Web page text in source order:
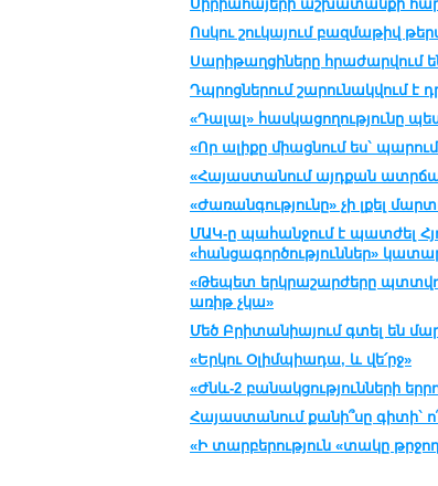
Սիրիահայերի աշխատանքի
Ոսկու շուկայում բազմաթիվ
Սարիթաղցիները հրաժարվում
Դպրոցներում շարունակվում
«Դալալ» հասկացողությունը
«Որ ալիքը միացնում ես` պարում
«Հայաստանում այդքան
«Ժառանգությունը» չի լքել
ՄԱԿ-ը պահանջում է պատժել
«հանցագործություններ»
«Թեպետ երկրաշարժերը
առիթ չկա»
Մեծ Բրիտանիայում գտել են
«Երկու Օլիմպիադա, և վե՛րջ»
«Ժնև-2 բանակցությունների
Հայաստանում քանի՞սը գիտի`
«Ի տարբերություն «տակը